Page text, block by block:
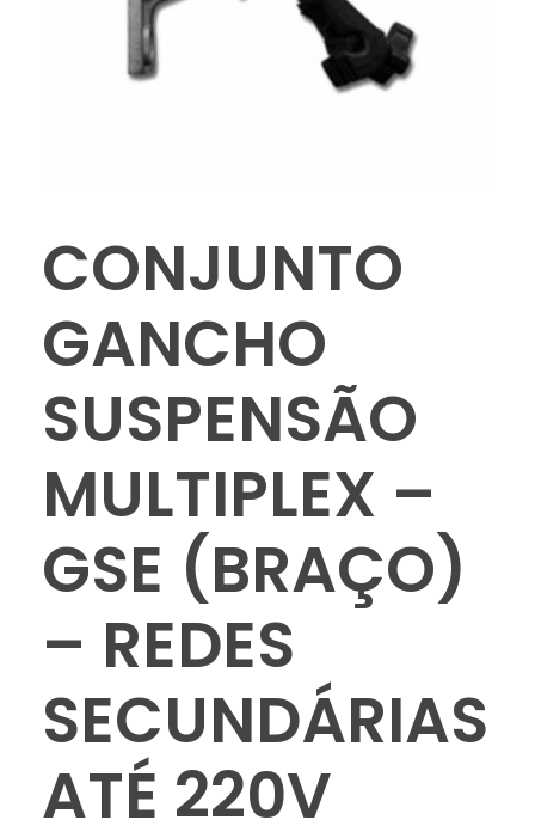
CONJUNTO
GANCHO
SUSPENSÃO
MULTIPLEX –
GSE (BRAÇO)
– REDES
SECUNDÁRIAS
ATÉ 220V